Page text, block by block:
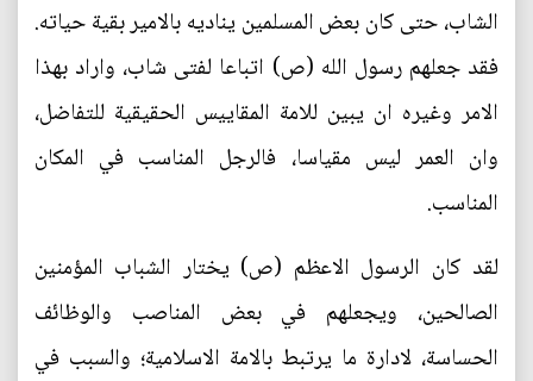
الشاب، حتى كان بعض المسلمين يناديه بالامير بقية حياته.
فقد جعلهم رسول الله (ص) اتباعا لفتى شاب، واراد بهذا
الامر وغيره ان يبين للامة المقاييس الحقيقية للتفاضل،
وان العمر ليس مقياسا، فالرجل المناسب في المكان
المناسب.
لقد كان الرسول الاعظم (ص) يختار الشباب المؤمنين
الصالحين، ويجعلهم في بعض المناصب والوظائف
الحساسة، لادارة ما يرتبط بالامة الاسلامية؛ والسبب في